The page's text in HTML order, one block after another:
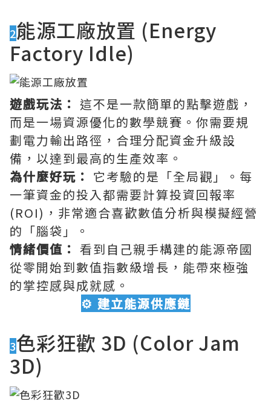
2能源工廠放置 (Energy
Factory Idle)
遊戲玩法： 這不是一款簡單的點擊遊戲，
而是一場資源優化的數學競賽。你需要規
劃電力輸出路徑，合理分配資金升級設
備，以達到最高的生產效率。
為什麼好玩： 它考驗的是「全局觀」。每
一筆資金的投入都需要計算投資回報率
(ROI)，非常適合喜歡數值分析與模擬經營
的「腦袋」。
情緒價值： 看到自己親手構建的能源帝國
從零開始到數值指數級增長，能帶來極強
的掌控感與成就感。
⚙️ 建立能源供應鏈
3色彩狂歡 3D (Color Jam
3D)